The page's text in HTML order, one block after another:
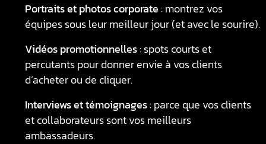
Portraits et photos corporate: montrez vos
équipes sous leur meilleur jour (et avec le sourire).
Vidéos promotionnelles: spots courts et
percutants pour donner envie à vos clients
d’acheter ou de cliquer.
Interviews et témoignages: parce que vos clients
et collaborateurs sont vos meilleurs
ambassadeurs.